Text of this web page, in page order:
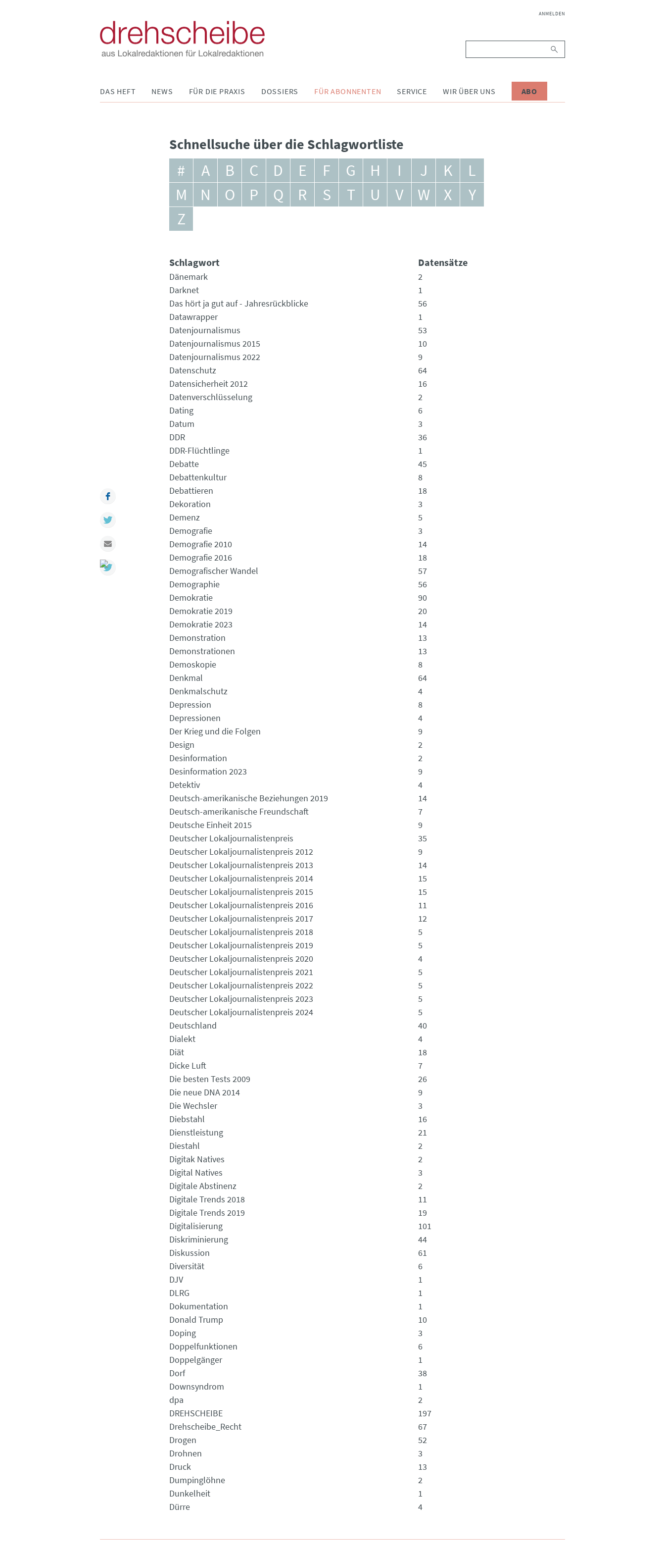
NAVIGATION
ANMELDEN
DAS HEFT NEWS FÜR DIE PRAXIS DOSSIERS FÜR ABONNENTEN SERVICE WIR ÜBER UNS ABO
Schnellsuche über die Schlagwortliste
# A B C D E F G H I J K
L
M
N O P Q R S T U V W X
Y
Z
Schlagwort Datensätze
Dänemark
2
Darknet
1
Das hört ja gut auf - Jahresrückblicke
56
Datawrapper
1
Datenjournalismus
53
Datenjournalismus 2015
10
Datenjournalismus 2022
9
Datenschutz
64
Datensicherheit 2012
16
Datenverschlüsselung
2
Dating
6
Datum
3
DDR
36
DDR-Flüchtlinge
1
Debatte
45
Debattenkultur
8
Debattieren
18
Dekoration
3
Demenz
5
Demografie
3
Demografie 2010
14
Demografie 2016
18
Demografischer Wandel
57
Demographie
56
Demokratie
90
Demokratie 2019
20
Demokratie 2023
14
Demonstration
13
Demonstrationen
13
Demoskopie
8
Denkmal
64
Denkmalschutz
4
Depression
8
Depressionen
4
Der Krieg und die Folgen
9
Design
2
Desinformation
2
Desinformation 2023
9
Detektiv
4
Deutsch-amerikanische Beziehungen 2019
14
Deutsch-amerikanische Freundschaft
7
Deutsche Einheit 2015
9
Deutscher Lokaljournalistenpreis
35
Deutscher Lokaljournalistenpreis 2012
9
Deutscher Lokaljournalistenpreis 2013
14
Deutscher Lokaljournalistenpreis 2014
15
Deutscher Lokaljournalistenpreis 2015
15
Deutscher Lokaljournalistenpreis 2016
11
Deutscher Lokaljournalistenpreis 2017
12
Deutscher Lokaljournalistenpreis 2018
5
Deutscher Lokaljournalistenpreis 2019
5
Deutscher Lokaljournalistenpreis 2020
4
Deutscher Lokaljournalistenpreis 2021
5
Deutscher Lokaljournalistenpreis 2022
5
Deutscher Lokaljournalistenpreis 2023
5
Deutscher Lokaljournalistenpreis 2024
5
Deutschland
40
Dialekt
4
Diät
18
Dicke Luft
7
Die besten Tests 2009
26
Die neue DNA 2014
9
Die Wechsler
3
Diebstahl
16
Dienstleistung
21
Diestahl
2
Digitak Natives
2
Digital Natives
3
Digitale Abstinenz
2
Digitale Trends 2018
11
Digitale Trends 2019
19
Digitalisierung
101
Diskriminierung
44
Diskussion
61
Diversität
6
DJV
1
DLRG
1
Dokumentation
1
Donald Trump
10
Doping
3
Doppelfunktionen
6
Doppelgänger
1
Dorf
38
Downsyndrom
1
dpa
2
DREHSCHEIBE
197
Drehscheibe_Recht
67
Drogen
52
Drohnen
3
Druck
13
Dumpinglöhne
2
Dunkelheit
1
Dürre
4